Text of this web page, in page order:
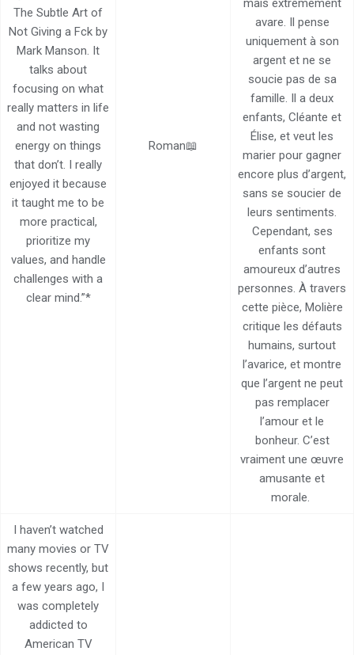
The Subtle Art of
Not Giving a Fck by
Mark Manson. It
talks about
focusing on what
really matters in life
and not wasting
energy on things
that don’t. I really
enjoyed it because
it taught me to be
more practical,
prioritize my
values, and handle
challenges with a
clear mind.”*
Roman📖
mais extrêmement
avare. Il pense
uniquement à son
argent et ne se
soucie pas de sa
famille. Il a deux
enfants, Cléante et
Élise, et veut les
marier pour gagner
encore plus d’argent,
sans se soucier de
leurs sentiments.
Cependant, ses
enfants sont
amoureux d’autres
personnes. À travers
cette pièce, Molière
critique les défauts
humains, surtout
l’avarice, et montre
que l’argent ne peut
pas remplacer
l’amour et le
bonheur. C’est
vraiment une œuvre
amusante et
morale.
I haven’t watched
many movies or TV
shows recently, but
a few years ago, I
was completely
addicted to
American TV